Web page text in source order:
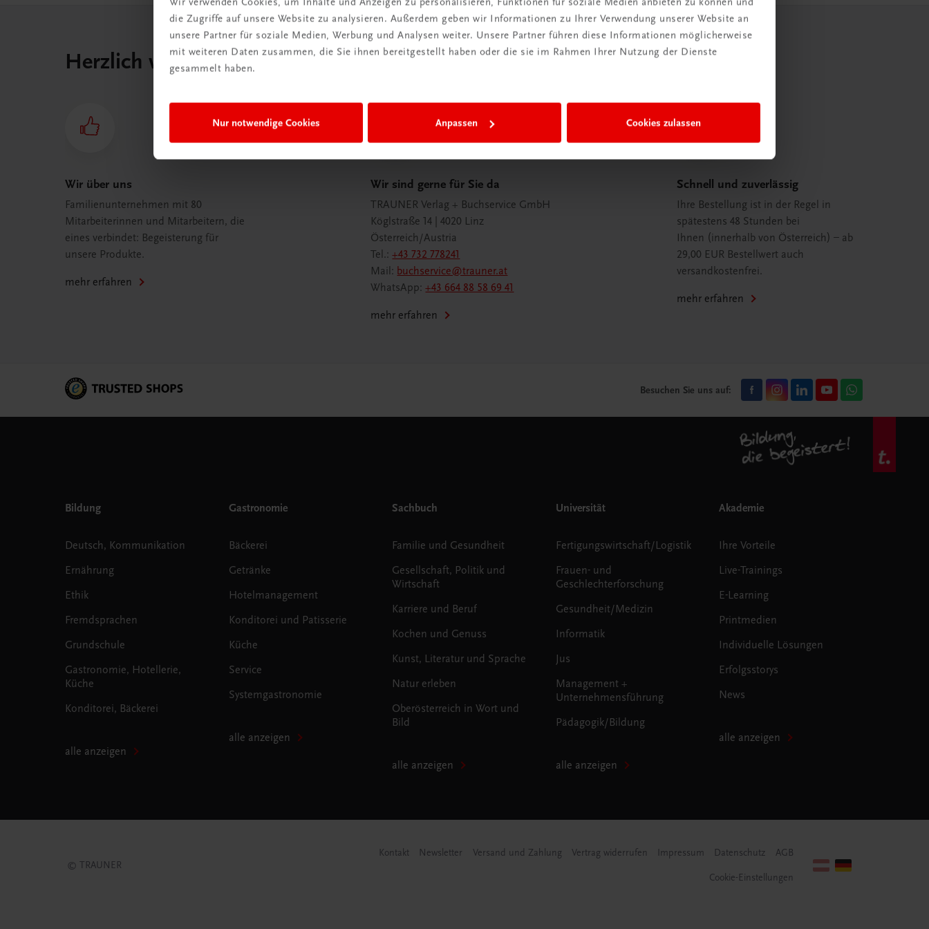
die Zugriffe auf unsere Website zu analysieren. Außerdem geben wir Informationen zu Ihrer Verwendung unserer Website an
unsere Partner für soziale Medien, Werbung und Analysen weiter. Unsere Partner führen diese Informationen möglicherweise
mit weiteren Daten zusammen, die Sie ihnen bereitgestellt haben oder die sie im Rahmen Ihrer Nutzung der Dienste
gesammelt haben.
Nur notwendige Cookies Anpassen Cookies zulassen
Herzlich willkommen bei TRAUNER!
Wir über uns
Familienunternehmen mit 80
Mitarbeiterinnen und Mitarbeitern, die
eines verbindet: Begeisterung für
unsere Produkte.
mehr erfahren
Wir sind gerne für Sie da
TRAUNER Verlag + Buchservice GmbH
Köglstraße 14 | 4020 Linz
Österreich/Austria
Tel.:+43 732 778241
Mail: buchservice@trauner.at
WhatsApp:+43 664 88 58 69 41
mehr erfahren
Schnell und zuverlässig
Ihre Bestellung ist in der Regel in
spätestens 48 Stunden bei
Ihnen (innerhalb von Österreich) – ab
29,00 EUR Bestellwert auch
versandkostenfrei.
mehr erfahren
Besuchen Sie uns auf:
Bildung
Deutsch, Kommunikation
Ernährung
Ethik
Fremdsprachen
Grundschule
Gastronomie, Hotellerie,
Küche
Konditorei, Bäckerei
alle anzeigen
Gastronomie
Bäckerei
Getränke
Hotelmanagement
Konditorei und Patisserie
Küche
Service
Systemgastronomie
alle anzeigen
Sachbuch
Familie und Gesundheit
Gesellschaft, Politik und
Wirtschaft
Karriere und Beruf
Kochen und Genuss
Kunst, Literatur und Sprache
Natur erleben
Oberösterreich in Wort und
Bild
alle anzeigen
Universität
Fertigungswirtschaft/Logistik
Frauen- und
Geschlechterforschung
Gesundheit/Medizin
Informatik
Jus
Management +
Unternehmensführung
Pädagogik/Bildung
alle anzeigen
Akademie
Ihre Vorteile
Live-Trainings
E-Learning
Printmedien
Individuelle Lösungen
Erfolgsstorys
News
alle anzeigen
© TRAUNER
Kontakt Newsletter Versand und Zahlung Vertrag widerrufen Impressum Datenschutz AGB
Cookie-Einstellungen